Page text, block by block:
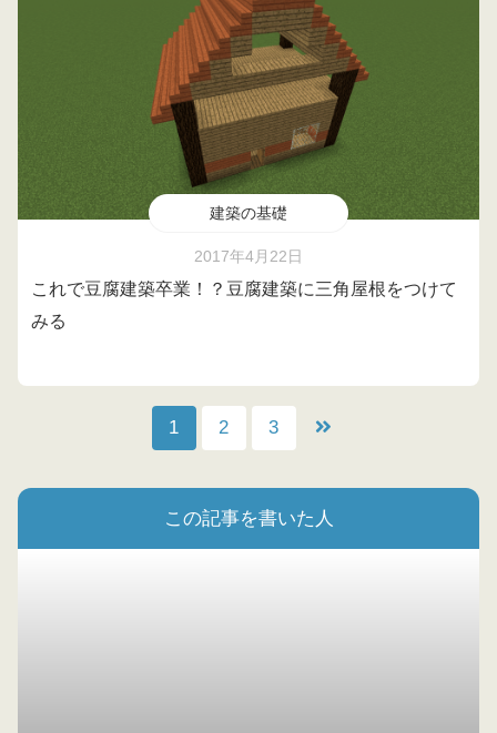
建築の基礎
2017年4月22日
これで豆腐建築卒業！？豆腐建築に三角屋根をつけて
みる
1 2 3
この記事を書いた人